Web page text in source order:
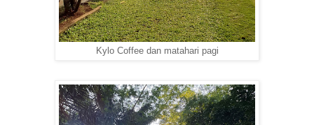
Kylo Coffee dan matahari pagi